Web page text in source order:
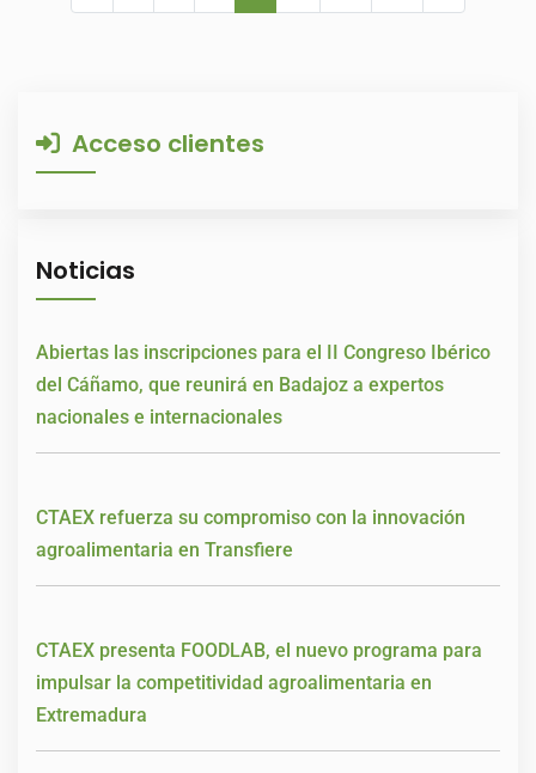
Acceso clientes
Noticias
Abiertas las inscripciones para el II Congreso Ibérico
del Cáñamo, que reunirá en Badajoz a expertos
nacionales e internacionales
CTAEX refuerza su compromiso con la innovación
agroalimentaria en Transfiere
CTAEX presenta FOODLAB, el nuevo programa para
impulsar la competitividad agroalimentaria en
Extremadura